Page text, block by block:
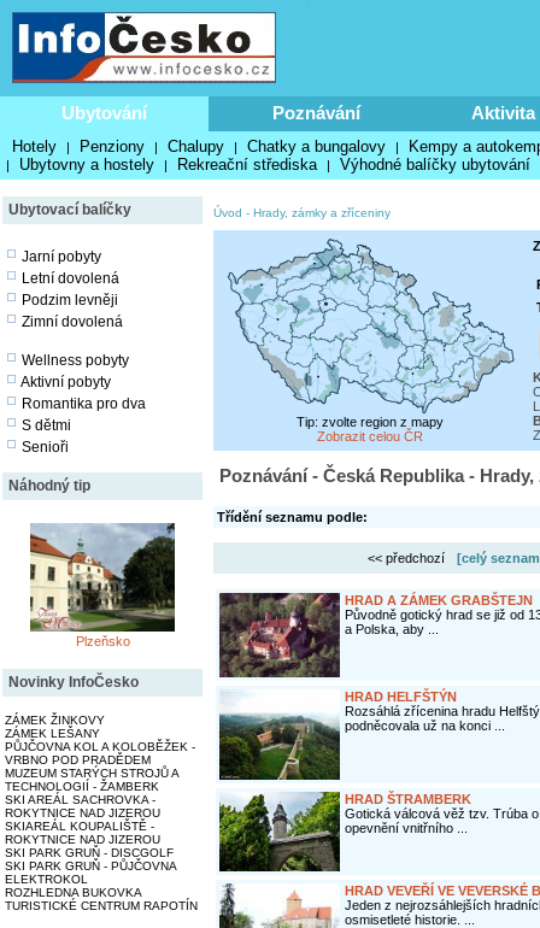
Ubytování Poznávání Aktivita
Hotely | Penziony | Chalupy | Chatky a bungalovy | Kempy a
| Ubytovny a hostely | Rekreační střediska | Výhodné balíčky ubytování
Ubytovací balíčky
Jarní pobyty
Letní dovolená
Podzim levněji
Zimní dovolená
Wellness pobyty
Aktivní pobyty
Romantika pro dva
S dětmi
Senioři
Náhodný tip
Plzeňsko
Novinky InfoČesko
ZÁMEK ŽINKOVY
ZÁMEK LEŠANY
PŮJČOVNA KOL A KOLOBĚŽEK -
VRBNO POD PRADĚDEM
MUZEUM STARÝCH STROJŮ A
TECHNOLOGIÍ - ŽAMBERK
SKI AREÁL SACHROVKA -
ROKYTNICE NAD JIZEROU
SKIAREÁL KOUPALIŠTĚ -
ROKYTNICE NAD JIZEROU
SKI PARK GRUŇ - DISCGOLF
SKI PARK GRUŇ - PŮJČOVNA
ELEKTROKOL
ROZHLEDNA BUKOVKA
TURISTICKÉ CENTRUM RAPOTÍN
Úvod - Hrady, zámky a zříceniny
Tip: zvolte region z mapy
Zobrazit celou ČR
Poznávání - Česká Republika -
Třídění seznamu podle:
<< předchozí [celý
HRAD A ZÁMEK GRABŠTEJN
Původně gotický hrad se již od
a Polska, aby ...
HRAD HELFŠTÝN
Rozsáhlá zřícenina hradu
podněcovala už na konci ...
HRAD ŠTRAMBERK
Gotická válcová věž tzv. Trúba
opevnění vnitřního ...
HRAD VEVEŘÍ VE VEVERSKÉ
Jeden z nejrozsáhlejších
osmisetleté historie. ...